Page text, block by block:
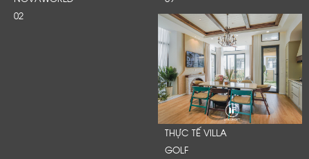
02
THỰC TẾ VILLA
GOLF
Cảm ơn quý khách đã để lại thông tin.
Chúng tôi sẽ liên hệ lại trong thời gian sớm nhất